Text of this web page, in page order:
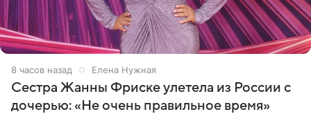
8 часов назад Елена Нужная
Сестра Жанны Фриске улетела из России с
дочерью: «Не очень правильное время»